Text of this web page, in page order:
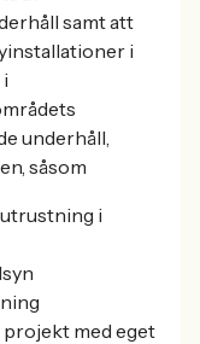
samt att
i
underhåll,
såsom
i
med eget